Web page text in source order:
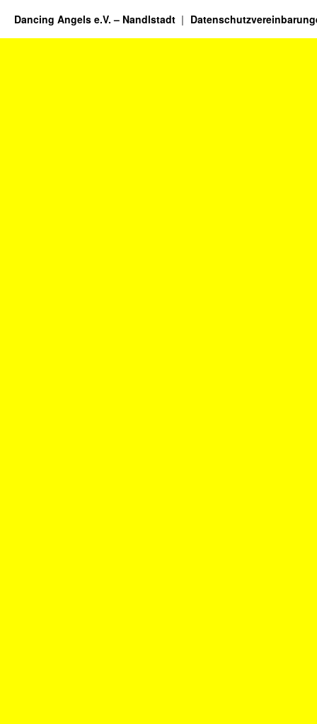
Dancing Angels e.V. – Nandlstadt